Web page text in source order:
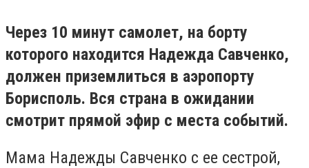
Через 10 минут самолет, на борту
которого находится Надежда Савченко,
должен приземлиться в аэропорту
Борисполь. Вся страна в ожидании
смотрит прямой эфир с места событий.
Мама Надежды Савченко с ее сестрой,